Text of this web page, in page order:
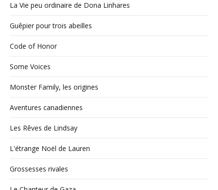
La Vie peu ordinaire de Dona Linhares
Guêpier pour trois abeilles
Code of Honor
Some Voices
Monster Family, les origines
Aventures canadiennes
Les Rêves de Lindsay
L'étrange Noël de Lauren
Grossesses rivales